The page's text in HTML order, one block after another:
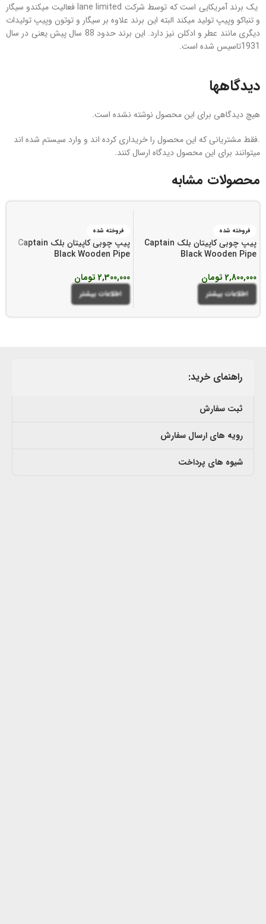
یک برند آمریکایی است که توسط شرکت lane limited فعالیت میکندو سیگار
و تنباکو وپیپ تولید میکند البته این برند علاوه بر سیگار و توتون وپیپ تولیدات
دیگری مانند عطر و ادکلن نیز دارد. این برند حدود 88 سال پیش یعنی در سال
1931تاسیس شده است.
دیدگاهها
هیچ دیدگاهی برای این محصول نوشته نشده است.
.فقط مشتریانی که این محصول را خریداری کرده اند و وارد سیستم شده اند
میتوانند برای این محصول دیدگاه ارسال کنند.
محصولات مشابه
فروخته شده
پیپ چوبی کاپیتان بلک Captain
Black Wooden Pipe
2,800,000 تومان
اطلاعات بیشتر
فروخته شده
پیپ چوبی کاپیتان بلک Captain
Black Wooden Pipe
2,300,000 تومان
اطلاعات بیشتر
راهنمای خرید:
ثبت سفارش
رویه های ارسال سفارش
شیوه های پرداخت